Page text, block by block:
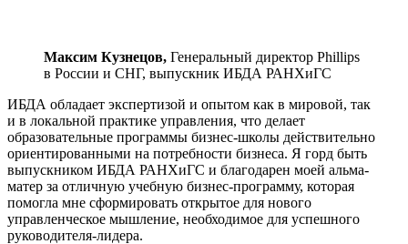
Максим Кузнецов, Генеральный директор Phillips
в России и СНГ, выпускник ИБДА РАНХиГС
ИБДА обладает экспертизой и опытом как в мировой, так
и в локальной практике управления, что делает
образовательные программы бизнес-школы действительно
ориентированными на потребности бизнеса. Я горд быть
выпускником ИБДА РАНХиГС и благодарен моей альма-
матер за отличную учебную бизнес-программу, которая
помогла мне сформировать открытое для нового
управленческое мышление, необходимое для успешного
руководителя-лидера.